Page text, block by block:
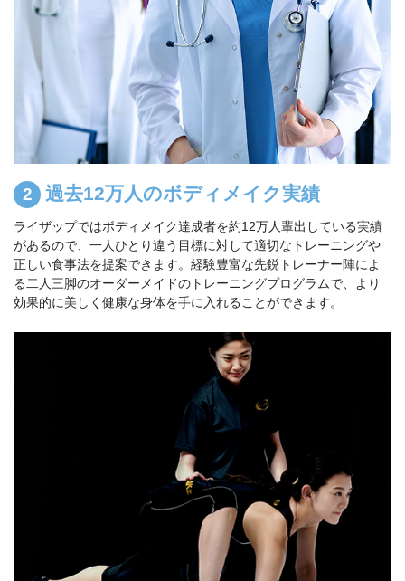
過去12万人のボディメイク実績
ライザップではボディメイク達成者を約12万人輩出している実績
があるので、一人ひとり違う目標に対して適切なトレーニングや
正しい食事法を提案できます。経験豊富な先鋭トレーナー陣によ
る二人三脚のオーダーメイドのトレーニングプログラムで、より
効果的に美しく健康な身体を手に入れることができます。